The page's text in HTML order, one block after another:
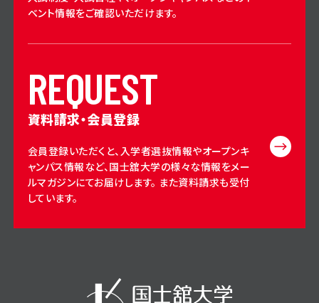
ベント情報をご確認いただけます。
REQUEST
資料請求・会員登録
会員登録いただくと、入学者選抜情報やオープンキ
ャンパス情報など、国士舘大学の様々な情報をメー
ルマガジンにてお届けします。 また資料請求も受付
しています。